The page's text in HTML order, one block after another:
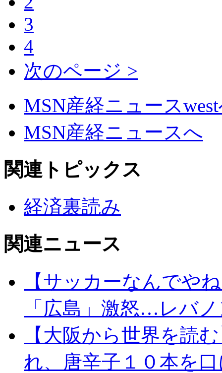
3
4
次のページ >
MSN産経ニュース
MSN産経ニュースへ
関連トピックス
経済裏読み
関連ニュース
【サッカーなんでや
「広島」激怒…レバ
【大阪から世界を読
れ、唐辛子１０本を